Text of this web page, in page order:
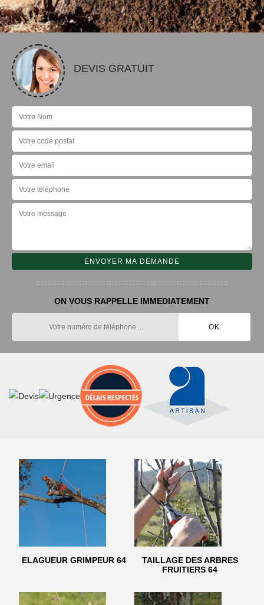
DEVIS GRATUIT
ON VOUS RAPPELLE IMMEDIATEMENT
ELAGUEUR GRIMPEUR 64
TAILLAGE DES ARBRES
FRUITIERS 64